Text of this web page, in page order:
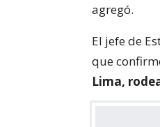
agregó.
El jefe de
que
Lima,